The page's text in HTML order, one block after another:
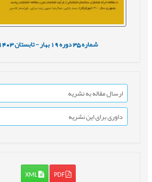
شماره35 دوره19 بهار - تابستان1403
ارسال مقاله به نشریه
داوری برای این نشریه
PDF
XML